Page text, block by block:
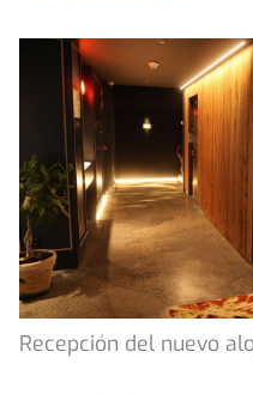
Recepción del nuevo